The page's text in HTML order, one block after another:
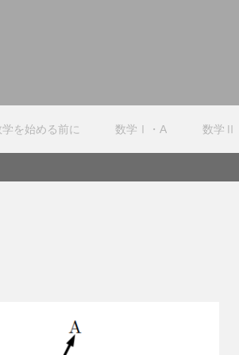
学を始める前に 数学Ⅰ・A 数学Ⅱ